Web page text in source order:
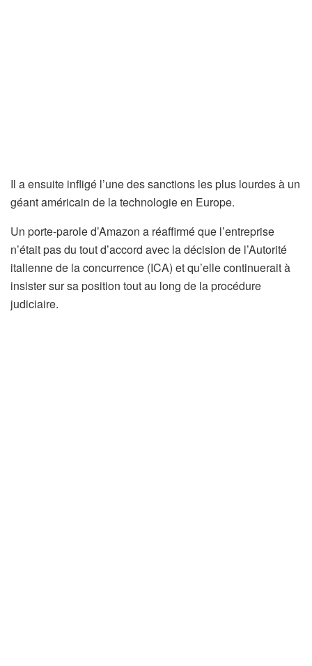
Il a ensuite infligé l’une des sanctions les plus lourdes à un
géant américain de la technologie en Europe.
Un porte-parole d’Amazon a réaffirmé que l’entreprise
n’était pas du tout d’accord avec la décision de l’Autorité
italienne de la concurrence (ICA) et qu’elle continuerait à
insister sur sa position tout au long de la procédure
judiciaire.